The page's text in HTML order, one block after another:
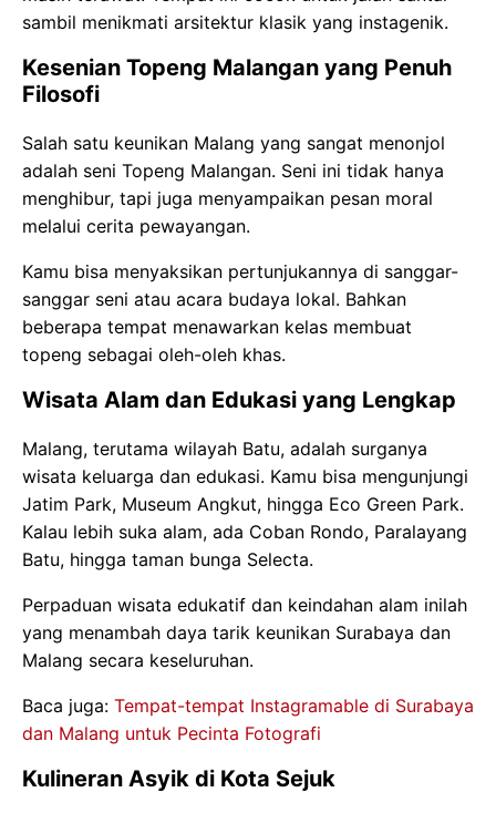
sambil menikmati arsitektur klasik yang instagenik.
Kesenian Topeng Malangan yang Penuh
Filosofi
Salah satu keunikan Malang yang sangat menonjol
adalah seni Topeng Malangan. Seni ini tidak hanya
menghibur, tapi juga menyampaikan pesan moral
melalui cerita pewayangan.
Kamu bisa menyaksikan pertunjukannya di sanggar-
sanggar seni atau acara budaya lokal. Bahkan
beberapa tempat menawarkan kelas membuat
topeng sebagai oleh-oleh khas.
Wisata Alam dan Edukasi yang Lengkap
Malang, terutama wilayah Batu, adalah surganya
wisata keluarga dan edukasi. Kamu bisa mengunjungi
Jatim Park, Museum Angkut, hingga Eco Green Park.
Kalau lebih suka alam, ada Coban Rondo, Paralayang
Batu, hingga taman bunga Selecta.
Perpaduan wisata edukatif dan keindahan alam inilah
yang menambah daya tarik keunikan Surabaya dan
Malang secara keseluruhan.
Baca juga: Tempat-tempat Instagramable di Surabaya
dan Malang untuk Pecinta Fotografi
Kulineran Asyik di Kota Sejuk